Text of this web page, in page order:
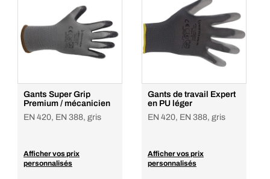
Gants Super Grip
Premium / mécanicien
EN 420, EN 388, gris
Afficher vos prix
personnalisés
Gants de travail Expert
en PU léger
EN 420, EN 388, gris
Afficher vos prix
personnalisés